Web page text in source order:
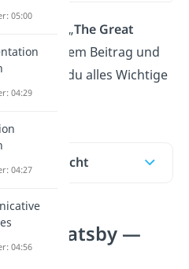
geht es in „The Great
“? In unserem Beitrag und
erfährst du alles Wichtige
Roman.
Gatsby —
05:00
04:29
04:27
04:56